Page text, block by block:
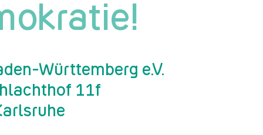
Württemberg e.V.
11f